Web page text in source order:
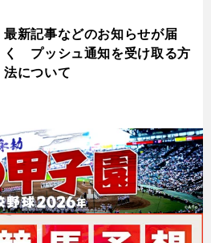
最新記事などのお知らせが届
く プッシュ通知を受け取る方
法について